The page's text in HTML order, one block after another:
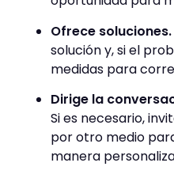
Ofrece soluciones.
solución y, si el
medidas para
Dirige la
Si es necesario,
por otro medio
manera